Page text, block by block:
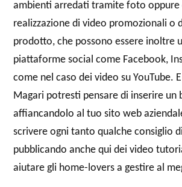
ambienti arredati tramite foto oppure
realizzazione di video promozionali o
prodotto, che possono essere inoltre
piattaforme social come Facebook,
come nel caso dei video su YouTube.
Magari potresti pensare di inserire un
affiancandolo al tuo sito web
scrivere ogni tanto qualche consiglio
pubblicando anche qui dei video
aiutare gli home-lovers a gestire al